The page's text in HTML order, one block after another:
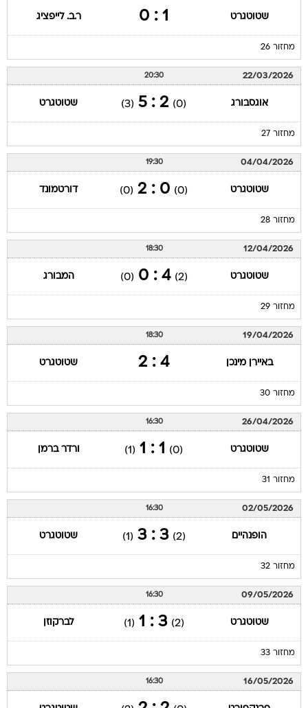
שטוטגרט 1 : 0 ר.ב. לייפציג
מחזור 26
22/03/2026
20:30
אוגסבורג (0)
2 : 5
(3) שטוטגרט
מחזור 27
04/04/2026
19:30
שטוטגרט (0)
0 : 2
(0) דורטמונד
מחזור 28
12/04/2026
18:30
שטוטגרט (2)
4 : 0
(0) המבורג
מחזור 29
19/04/2026
18:30
באיירן מינכן 4 : 2 שטוטגרט
מחזור 30
26/04/2026
16:30
שטוטגרט (0)
1 : 1
(1) ורדר ברמן
מחזור 31
02/05/2026
16:30
הופנהיים (2)
3 : 3
(1) שטוטגרט
מחזור 32
09/05/2026
16:30
שטוטגרט (2)
3 : 1
(1) לברקוזן
מחזור 33
16/05/2026
16:30